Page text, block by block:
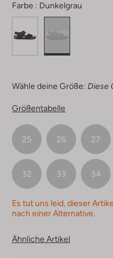
Farbe : Dunkelgrau
Wähle deine Größe: Diese
Größentabelle
25 26 27
32 33 34
Es tut uns leid, dieser
nach einer Alternative.
Ähnliche Artikel